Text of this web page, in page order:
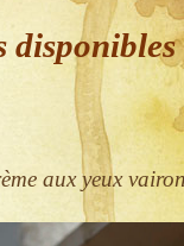
aux yeux